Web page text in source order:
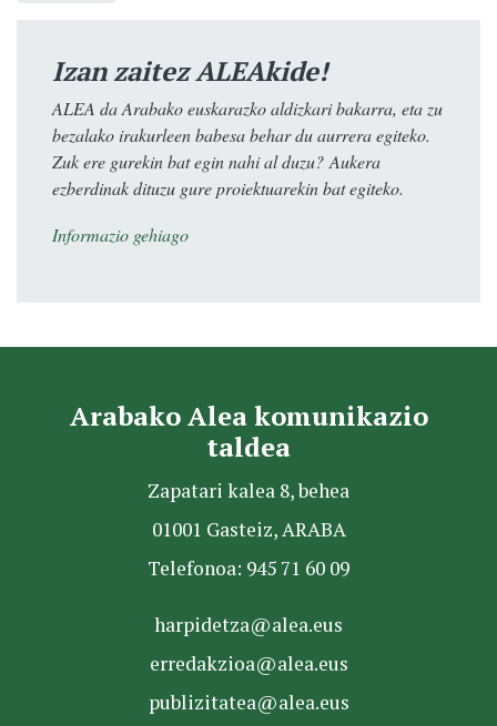
Izan zaitez ALEAkide!
ALEA da Arabako euskarazko aldizkari bakarra, eta zu
bezalako irakurleen babesa behar du aurrera egiteko.
Zuk ere gurekin bat egin nahi al duzu? Aukera
ezberdinak dituzu gure proiektuarekin bat egiteko.
Informazio gehiago
Arabako Alea komunikazio
taldea
Zapatari kalea 8, behea
01001 Gasteiz, ARABA
Telefonoa: 945 71 60 09
harpidetza@alea.eus
erredakzioa@alea.eus
publizitatea@alea.eus